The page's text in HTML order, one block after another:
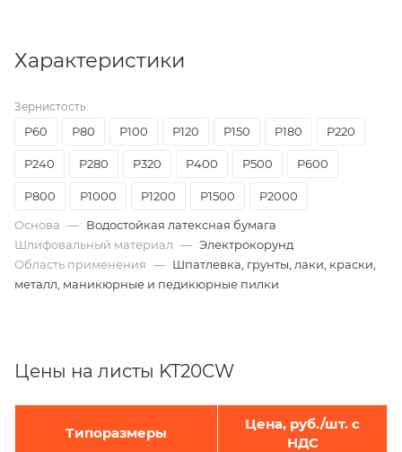
Характеристики
Зернистость:
P60 Р80 Р100 P120 P150 P180 P220
P240 P280 P320 P400 P500 P600
P800 P1000 P1200 P1500
P2000
Основа — Водостойкая латексная бумага
Шлифовальный материал — Электрокорунд
Область применения — Шпатлевка, грунты, лаки, краски,
металл, маникюрные и педикюрные пилки
Цены на листы KT20CW
Типоразмеры
Цена, руб./шт. с
НДС